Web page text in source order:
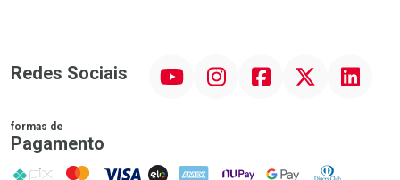
Redes Sociais InstagramFacebook Linkedin
formas de
Pagamento
PIX MasterCard
VISA ELO AMEX NuPay Google PayDiners Club